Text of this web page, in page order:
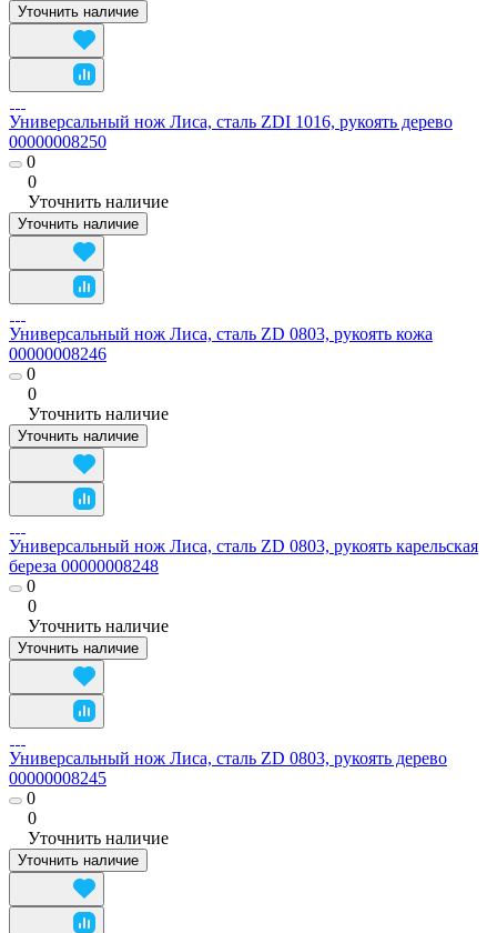
Уточнить наличие
Универсальный нож Лиса, сталь ZDI 1016, рукоять дерево
00000008250
0
0
Уточнить наличие
Уточнить наличие
Универсальный нож Лиса, сталь ZD 0803, рукоять кожа
00000008246
0
0
Уточнить наличие
Уточнить наличие
Универсальный нож Лиса, сталь ZD 0803, рукоять карельская
береза 00000008248
0
0
Уточнить наличие
Уточнить наличие
Универсальный нож Лиса, сталь ZD 0803, рукоять дерево
00000008245
0
0
Уточнить наличие
Уточнить наличие